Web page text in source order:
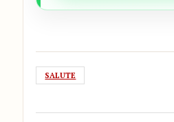
SALUTE